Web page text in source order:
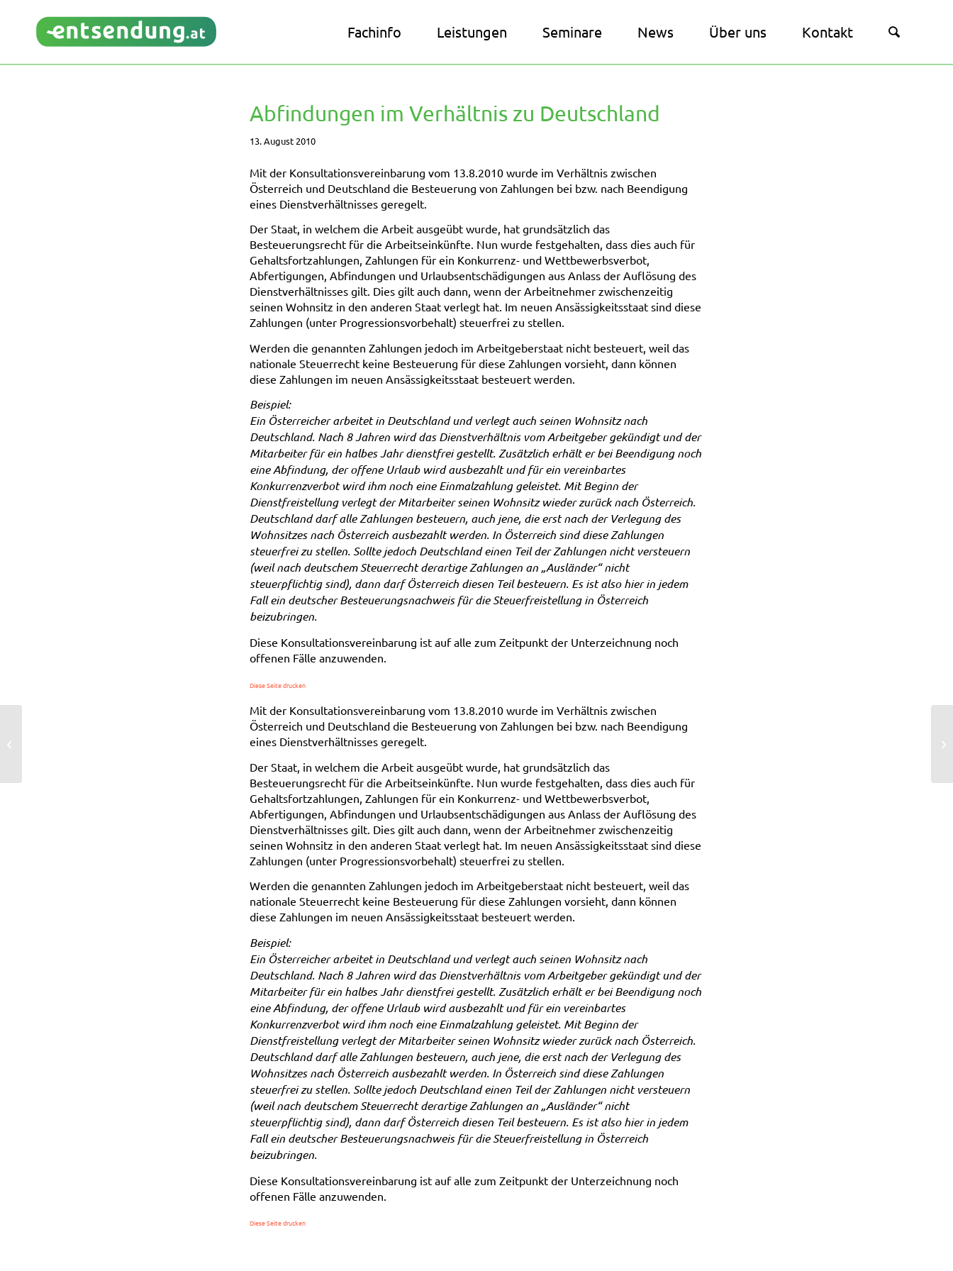
Fachinfo Leistungen Seminare News Über uns Kontakt
Abfindungen im Verhältnis zu Deutschland
13. August 2010
Mit der Konsultationsvereinbarung vom 13.8.2010 wurde im Verhältnis zwischen
Österreich und Deutschland die Besteuerung von Zahlungen bei bzw. nach Beendigung
eines Dienstverhältnisses geregelt.
Der Staat, in welchem die Arbeit ausgeübt wurde, hat grundsätzlich das
Besteuerungsrecht für die Arbeitseinkünfte. Nun wurde festgehalten, dass dies auch für
Gehaltsfortzahlungen, Zahlungen für ein Konkurrenz- und Wettbewerbsverbot,
Abfertigungen, Abfindungen und Urlaubsentschädigungen aus Anlass der Auflösung des
Dienstverhältnisses gilt. Dies gilt auch dann, wenn der Arbeitnehmer zwischenzeitig
seinen Wohnsitz in den anderen Staat verlegt hat. Im neuen Ansässigkeitsstaat sind diese
Zahlungen (unter Progressionsvorbehalt) steuerfrei zu stellen.
Werden die genannten Zahlungen jedoch im Arbeitgeberstaat nicht besteuert, weil das
nationale Steuerrecht keine Besteuerung für diese Zahlungen vorsieht, dann können
diese Zahlungen im neuen Ansässigkeitsstaat besteuert werden.
Beispiel:
Ein Österreicher arbeitet in Deutschland und verlegt auch seinen Wohnsitz nach
Deutschland. Nach 8 Jahren wird das Dienstverhältnis vom Arbeitgeber gekündigt und der
Mitarbeiter für ein halbes Jahr dienstfrei gestellt. Zusätzlich erhält er bei Beendigung noch
eine Abfindung, der offene Urlaub wird ausbezahlt und für ein vereinbartes
Konkurrenzverbot wird ihm noch eine Einmalzahlung geleistet. Mit Beginn der
Dienstfreistellung verlegt der Mitarbeiter seinen Wohnsitz wieder zurück nach Österreich.
Deutschland darf alle Zahlungen besteuern, auch jene, die erst nach der Verlegung des
Wohnsitzes nach Österreich ausbezahlt werden. In Österreich sind diese Zahlungen
steuerfrei zu stellen. Sollte jedoch Deutschland einen Teil der Zahlungen nicht versteuern
(weil nach deutschem Steuerrecht derartige Zahlungen an „Ausländer“ nicht
steuerpflichtig sind), dann darf Österreich diesen Teil besteuern. Es ist also hier in jedem
Fall ein deutscher Besteuerungsnachweis für die Steuerfreistellung in Österreich
beizubringen.
Diese Konsultationsvereinbarung ist auf alle zum Zeitpunkt der Unterzeichnung noch
offenen Fälle anzuwenden.
Diese Seite drucken
Mit der Konsultationsvereinbarung vom 13.8.2010 wurde im Verhältnis zwischen
Österreich und Deutschland die Besteuerung von Zahlungen bei bzw. nach Beendigung
eines Dienstverhältnisses geregelt.
Der Staat, in welchem die Arbeit ausgeübt wurde, hat grundsätzlich das
Besteuerungsrecht für die Arbeitseinkünfte. Nun wurde festgehalten, dass dies auch für
Gehaltsfortzahlungen, Zahlungen für ein Konkurrenz- und Wettbewerbsverbot,
Abfertigungen, Abfindungen und Urlaubsentschädigungen aus Anlass der Auflösung des
Dienstverhältnisses gilt. Dies gilt auch dann, wenn der Arbeitnehmer zwischenzeitig
seinen Wohnsitz in den anderen Staat verlegt hat. Im neuen Ansässigkeitsstaat sind diese
Zahlungen (unter Progressionsvorbehalt) steuerfrei zu stellen.
Werden die genannten Zahlungen jedoch im Arbeitgeberstaat nicht besteuert, weil das
nationale Steuerrecht keine Besteuerung für diese Zahlungen vorsieht, dann können
diese Zahlungen im neuen Ansässigkeitsstaat besteuert werden.
Beispiel:
Ein Österreicher arbeitet in Deutschland und verlegt auch seinen Wohnsitz nach
Deutschland. Nach 8 Jahren wird das Dienstverhältnis vom Arbeitgeber gekündigt und der
Mitarbeiter für ein halbes Jahr dienstfrei gestellt. Zusätzlich erhält er bei Beendigung noch
eine Abfindung, der offene Urlaub wird ausbezahlt und für ein vereinbartes
Konkurrenzverbot wird ihm noch eine Einmalzahlung geleistet. Mit Beginn der
Dienstfreistellung verlegt der Mitarbeiter seinen Wohnsitz wieder zurück nach Österreich.
Deutschland darf alle Zahlungen besteuern, auch jene, die erst nach der Verlegung des
Wohnsitzes nach Österreich ausbezahlt werden. In Österreich sind diese Zahlungen
steuerfrei zu stellen. Sollte jedoch Deutschland einen Teil der Zahlungen nicht versteuern
(weil nach deutschem Steuerrecht derartige Zahlungen an „Ausländer“ nicht
steuerpflichtig sind), dann darf Österreich diesen Teil besteuern. Es ist also hier in jedem
Fall ein deutscher Besteuerungsnachweis für die Steuerfreistellung in Österreich
beizubringen.
Diese Konsultationsvereinbarung ist auf alle zum Zeitpunkt der Unterzeichnung noch
offenen Fälle anzuwenden.
Diese Seite drucken